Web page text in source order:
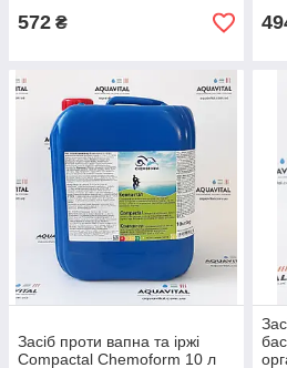
572 ₴
Засіб проти вапна та іржі
Compactal Chemoform 10 л